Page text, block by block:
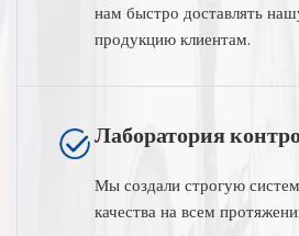
нам быстро доставлять
продукцию клиентам.
Лаборатория
Мы создали строгую
качества на всем